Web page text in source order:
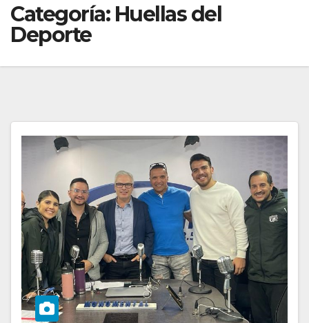
Categoría: Huellas del
Deporte